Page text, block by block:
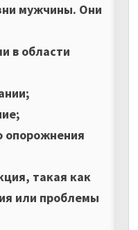
мужчины. Они
в области
такая как
или проблемы